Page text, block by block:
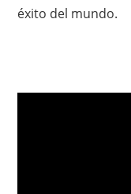
éxito del mundo.